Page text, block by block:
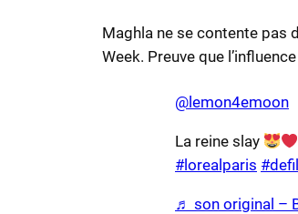
Maghla ne se contente pas
Week. Preuve que
@lemon4emoon
La reine slay
#lorealparis
♬ son original –